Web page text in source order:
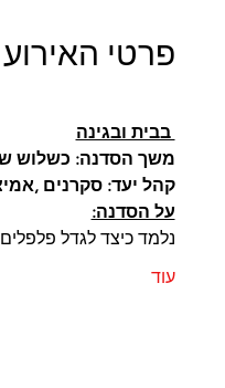
פרטי האירוע
בבית ובגינה
משך הסדנה: כשלוש
קהל יעד: סקרנים ,אמיצים
על הסדנה:
נלמד כיצד לגדל
עוד